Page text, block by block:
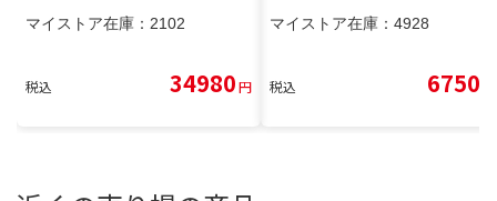
マイストア在庫： 2102
税込 34980円
マイストア在庫： 4928
税込 6750